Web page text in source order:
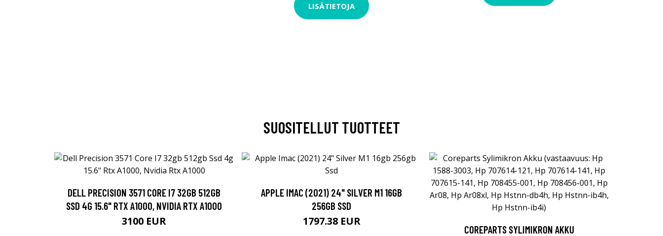
LISÄTIETOJA
SUOSITELLUT TUOTTEET
DELL PRECISION 3571 CORE I7 32GB 512GB
SSD 4G 15.6" RTX A1000, NVIDIA RTX A1000
3100 EUR
APPLE IMAC (2021) 24" SILVER M1 16GB
256GB SSD
1797.38 EUR
COREPARTS SYLIMIKRON AKKU